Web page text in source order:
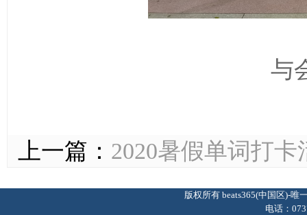
与
上一篇： 2020暑假单词打卡
版权所有 beats365(中国区)-
电话：